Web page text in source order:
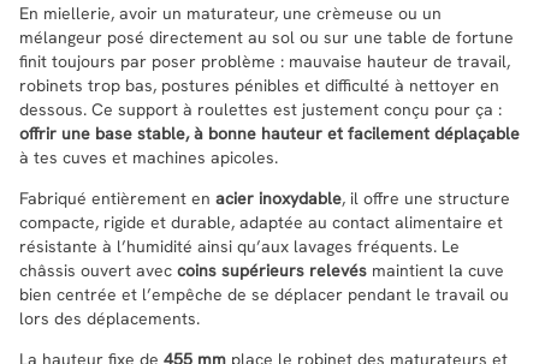
En miellerie, avoir un maturateur, une crèmeuse ou un
mélangeur posé directement au sol ou sur une table de fortune
finit toujours par poser problème : mauvaise hauteur de travail,
robinets trop bas, postures pénibles et difficulté à nettoyer en
dessous. Ce support à roulettes est justement conçu pour ça :
offrir une base stable, à bonne hauteur et facilement déplaçable
à tes cuves et machines apicoles.
Fabriqué entièrement en acier inoxydable, il offre une structure
compacte, rigide et durable, adaptée au contact alimentaire et
résistante à l’humidité ainsi qu’aux lavages fréquents. Le
châssis ouvert avec coins supérieurs relevés maintient la cuve
bien centrée et l’empêche de se déplacer pendant le travail ou
lors des déplacements.
La hauteur fixe de 455 mm place le robinet des maturateurs et